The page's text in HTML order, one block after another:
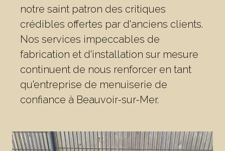
notre saint patron des critiques
crédibles offertes par d'anciens clients.
Nos services impeccables de
fabrication et d'installation sur mesure
continuent de nous renforcer en tant
qu'entreprise de menuiserie de
confiance à Beauvoir-sur-Mer.